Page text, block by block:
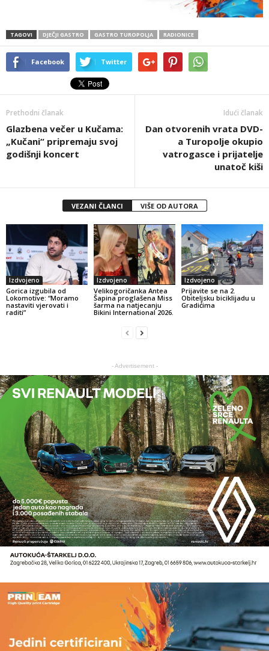
TAGOVI DJEČJI GASTRO GASTRO TUROPOLJA RADIONICE
Facebook Twitter
Prethodni članak
Glazbena večer u Kučama:
„Kučani“ pripremaju svoj
godišnji koncert
Idući članak
Dan otvorenih vrata DVD-
a Turopolje okupio
vatrogasce i prijatelje
unatoč kiši
VEZANI ČLANCI VIŠE OD AUTORA
Izdvojeno
Gorica izgubila od
Lokomotive: “Moramo
nastaviti vjerovati i
raditi”
Izdvojeno
Velikogoričanka Antea
Šapina proglašena Miss
šarma na natjecanju
Bikini International 2026.
Izdvojeno
Prijavite se na 2.
Obiteljsku biciklijadu u
Gradićima
- Advertisement -